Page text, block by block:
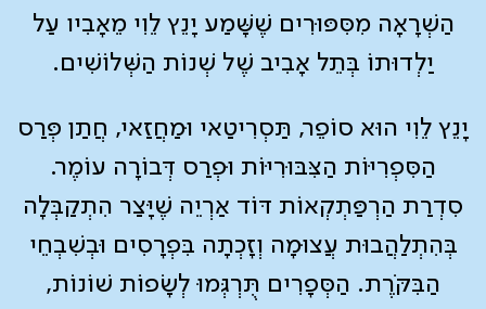
הַשְׁרָאָה מִסִּפּוּרִים שֶׁשָּׁמַע יָנֵץ לֵוִי מֵאָבִיו עַל
יַלְדוּתוֹ בְּתֵל אָבִיב שֶׁל שְׁנוֹת הַשְּׁלוֹשִׁים.
יָנֵץ לֵוִי הוּא סוֹפֵר, תַּסְרִיטַאי וּמַחֲזַאי, חֲתַן פְּרַס
הַסִּפְרִיּוֹת הַצִּבּוּרִיּוֹת וּפְרַס דְּבוֹרָה עוֹמֶר.
סִדְרַת הַרְפַּתְקְאוֹת דּוֹד אַרְיֵה שֶׁיָּצַר הִתְקַבְּלָה
בְּהִתְלַהֲבוּת עֲצוּמָה וְזָכְתָה בִּפְרָסִים וּבְשִׁבְחֵי
הַבִּקֹּרֶת. הַסְּפָרִים תֻּרְגְּמוּ לְשָׂפוֹת שׁוֹנוֹת,